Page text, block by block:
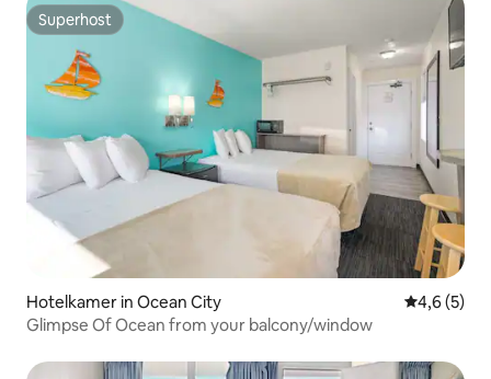
Superhost
Superhost
Hotelkamer in Ocean City
4,6 (5)
Glimpse Of Ocean from your balcony/window